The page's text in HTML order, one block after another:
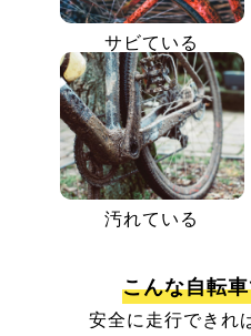
サビている
汚れている
こんな自転
安全に走行できれ